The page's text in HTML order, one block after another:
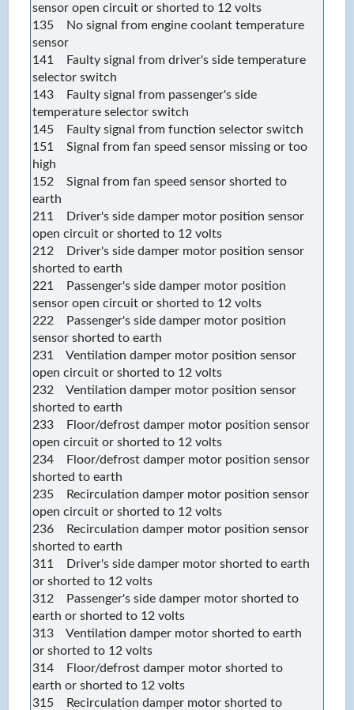
sensor open circuit or shorted to 12 volts
135 No signal from engine coolant temperature
sensor
141 Faulty signal from driver's side temperature
selector switch
143 Faulty signal from passenger's side
temperature selector switch
145 Faulty signal from function selector switch
151 Signal from fan speed sensor missing or too
high
152 Signal from fan speed sensor shorted to
earth
211 Driver's side damper motor position sensor
open circuit or shorted to 12 volts
212 Driver's side damper motor position sensor
shorted to earth
221 Passenger's side damper motor position
sensor open circuit or shorted to 12 volts
222 Passenger's side damper motor position
sensor shorted to earth
231 Ventilation damper motor position sensor
open circuit or shorted to 12 volts
232 Ventilation damper motor position sensor
shorted to earth
233 Floor/defrost damper motor position sensor
open circuit or shorted to 12 volts
234 Floor/defrost damper motor position sensor
shorted to earth
235 Recirculation damper motor position sensor
open circuit or shorted to 12 volts
236 Recirculation damper motor position sensor
shorted to earth
311 Driver's side damper motor shorted to earth
or shorted to 12 volts
312 Passenger's side damper motor shorted to
earth or shorted to 12 volts
313 Ventilation damper motor shorted to earth
or shorted to 12 volts
314 Floor/defrost damper motor shorted to
earth or shorted to 12 volts
315 Recirculation damper motor shorted to